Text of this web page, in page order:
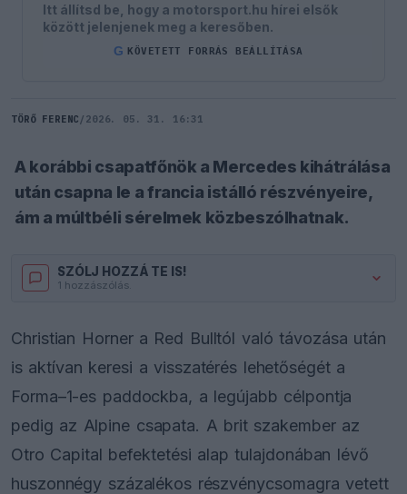
Itt állítsd be, hogy a motorsport.hu hírei elsők
között jelenjenek meg a keresőben.
G KÖVETETT FORRÁS BEÁLLÍTÁSA
TÖRŐ FERENC / 2026. 05. 31. 16:31
A korábbi csapatfőnök a Mercedes kihátrálása
után csapna le a francia istálló részvényeire,
ám a múltbéli sérelmek közbeszólhatnak.
SZÓLJ HOZZÁ TE IS!
1 hozzászólás.
Christian Horner a Red Bulltól való távozása után
is aktívan keresi a visszatérés lehetőségét a
Forma–1-es paddockba, a legújabb célpontja
pedig az Alpine csapata. A brit szakember az
Otro Capital befektetési alap tulajdonában lévő
huszonnégy százalékos részvénycsomagra vetett